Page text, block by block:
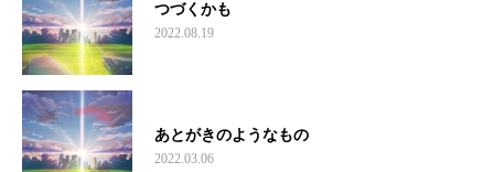
つづくかも
2022.08.19
あとがきのようなもの
2022.03.06